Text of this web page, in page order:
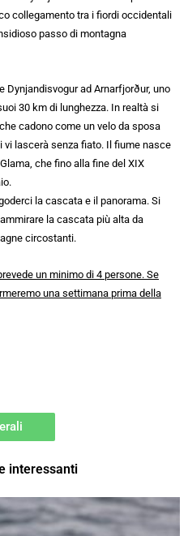
collegamento tra i fiordi occidentali
passo di montagna
Dynjandisvogur ad Arnarfjorður, uno
30 km di lunghezza. In realtà si
cadono come un velo da sposa
vi lascerà senza fiato. Il fiume nasce
che fino alla fine del XIX
la cascata e il panorama. Si
la cascata più alta da
circostanti.
un minimo di 4 persone. Se
una settimana prima della
interessanti